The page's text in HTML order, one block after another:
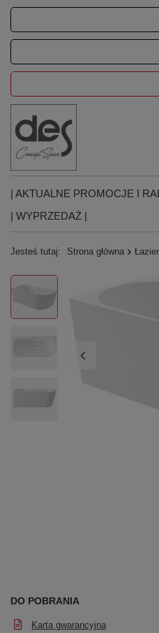
| AKTUALNE PROMOCJE I
| WYPRZEDAŻ |
Jesteś tutaj: Strona główna
DO POBRANIA
Karta gwarancyjna